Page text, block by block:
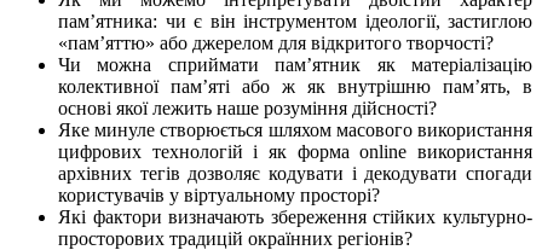
пам’ятника: чи є він інструментом ідеології, застиглою
«пам’яттю» або джерелом для відкритого творчості?
Чи можна сприймати пам’ятник як матеріалізацію
колективної пам’яті або ж як внутрішню пам’ять, в
основі якої лежить наше розуміння дійсності?
Яке минуле створюється шляхом масового використання
цифрових технологій і як форма onlinе використання
архівних тегів дозволяє кодувати і декодувати спогади
користувачів у віртуальному просторі?
Які фактори визначають збереження стійких культурно-
просторових традицій окраїнних регіонів?